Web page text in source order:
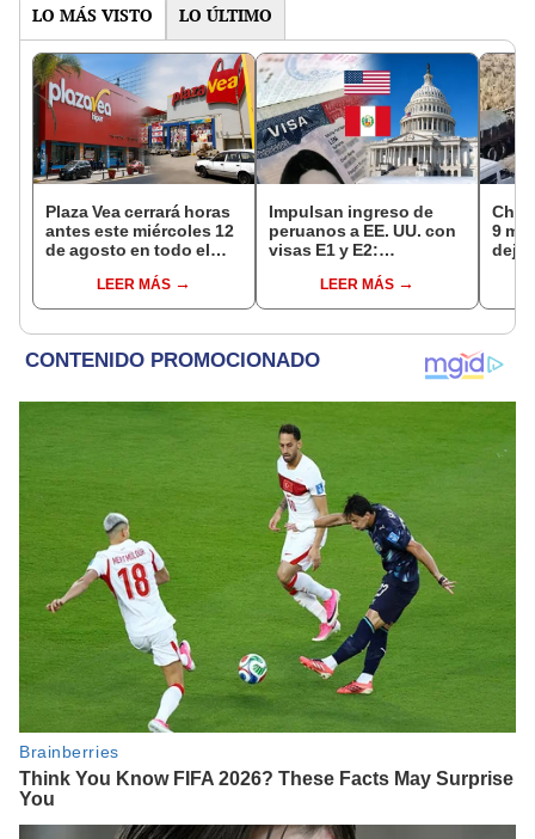
LO MÁS VISTO LO ÚLTIMO
Plaza Vea cerrará horas
antes este miércoles 12
de agosto en todo el
hasta las 7 p.m.
LEER MÁS
Impulsan ingreso de
peruanos a EE. UU. con
visas E1 y E2:
pymes serían los más
beneficiados
LEER MÁS
9
deja